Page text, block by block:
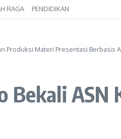
RAGA PENDIDIKAN
Produksi Materi Presentasi Berbasis
Bekali